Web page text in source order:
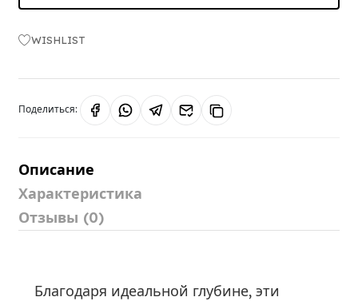
WISHLIST
Поделиться:
Описание
Характеристика
Отзывы (0)
Благодаря идеальной глубине, эти